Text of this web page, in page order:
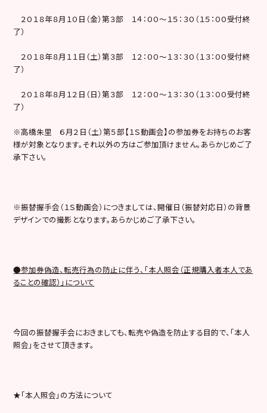
２０１８年８月１０日（金）第３部 １４：００～１５：３０（１５：００受付終
了）
２０１８年８月１１日（土）第３部 １２：００～１３：３０（１３：００受付終
了）
２０１８年８月１２日（日）第３部 １２：００～１３：３０（１３：００受付終
了）
※高橋朱里 ６月２日（土）第５部【１Ｓ動画会】の参加券をお持ちのお客
様が対象となります。それ以外の方はご参加頂けません。あらかじめご了
承下さい。
※振替握手会（１Ｓ動画会）につきましては、開催日（振替対応日）の背景
デザインでの撮影となります。あらかじめご了承下さい。
●参加券偽造、転売行為の防止に伴う、「本人照会（正規購入者本人であ
ることの確認）」について
今回の振替握手会におきましても、転売や偽造を防止する目的で、「本人
照会」をさせて頂きます。
★「本人照会」の方法について